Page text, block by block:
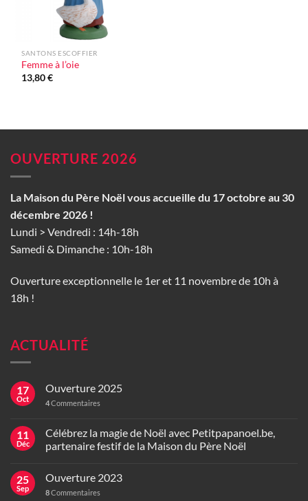
SANTONS ESCOFFIER
Femme à l’oie
13,80€
OUVERTURE 2026
La Maison du Père Noël vous accueille du 17 octobre au 30
décembre 2026 !
Lundi > Vendredi : 14h-18h
Samedi & Dimanche : 10h-18h
Ouverture exceptionnelle le 1er et 11 novembre de 10h à
18h !
ACTUALITÉ
17
Oct
Ouverture 2025
4Commentaires
11
Déc
Célébrez la magie de Noël avec Petitpapanoel.be,
partenaire festif de la Maison du Père Noël
25
Sep
Ouverture 2023
8Commentaires